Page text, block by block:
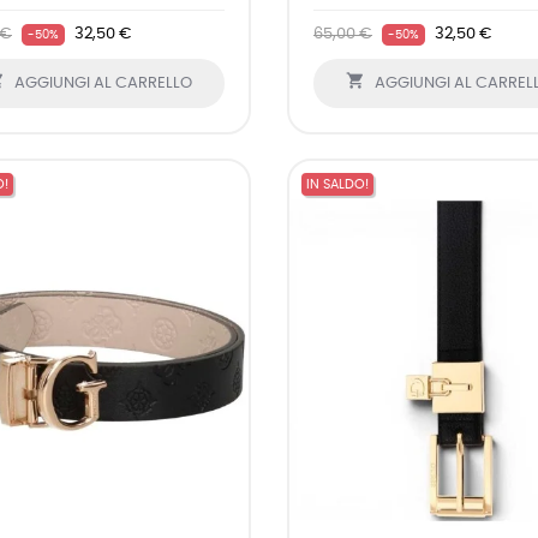
€ -50% 32,50 €
AGGIUNGI AL CARRELLO
65,00 € -50% 32,50 €
 AGGIUNGI AL
IN SALDO!